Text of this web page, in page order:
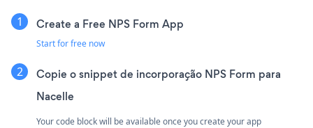
Create a Free NPS Form App
Start for free now
Copie o snippet de incorporação NPS Form para
Nacelle
Your code block will be available once you create your app